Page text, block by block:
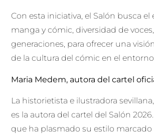
Con esta iniciativa, el Salón busca
manga y cómic, diversidad de
generaciones, para ofrecer una
de la cultura del cómic en el
Maria Medem, autora del cartel
La historietista e ilustradora
es la autora del cartel del Salón
que ha plasmado su estilo